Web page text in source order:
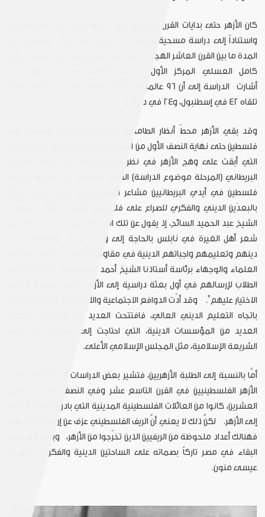
كانالأزهر حتى بدايات القرن العشرين ملاذ
المدة ما بين القرن العاشر الهجري حتى القرن الرابع عشر، فقد اعتبره المؤرخ
كامل العسلي المركز الأول للتعليم العالي في فلسطين، حيث
أشارت الدراسة إلى أن 96 عالماً من هؤلاء تلقّوا العلم في الأزهر، بينما
تلقاه 42 في إسطنبول، و24 في دمشق.
وقد بقي الأزهر محطّ أنظار الطامحين في دراسة العلم الشرعي في
فلسطين حتى نهاية النصف الأول من القرن الماضي، ولعل من أهم الدوافع
التي أبقت على وهج الأزهر في نظر الفلسطينيين في مرحلة الانتداب
البريطاني (المرحلة موضوع الدراسة) الدافع الوطني، حيث استفز سقوط
فلسطين في أيدي البريطانيين مشاعر الفلسطينيين، الذين أحسّوا مبكراً
بالبعدَين الديني والفكري للصراع على فلسطين، وهذا ما تؤكده شهادة
الشيخ عبد الحميد السائح، إذ يقول عن تلك المرحلة: "وبعد مجيء الإنجليز،
شعر أهل الغيرة في نابلس بالحاجة إلى وجود علماء لتفقيههم في
دينهم وتعليمهم واجباتهم الدينية في مقاومة الاحتلال، فتألفت لجنة من
العلماء والوجهاء برئاسة أستاذنا الشيخ أحمد البسطامي، لاختيار عدد من
الطلاب لإرسالهم في أول بعثة دراسية إلى الأزهر، فكنت ضمن من وقع
الاختيار عليهم". وقد أدّت الدوافع الاجتماعية والاقتصادية دوراً في الدفع
باتجاه التعليم الديني العالي، فافتتحت العديد من المدارس، وظهرت
العديد من المؤسسات الدينية، التي احتاجت إلى موظفين من طلبة
الشريعة الإسلامية، مثل المجلس الإسلامي الأعلى.
أمَّا بالنسبة إلى الطلبة الأزهريين، فتشير بعض الدراسات إلى أنَّ أغلب طلبة
الأزهر الفلسطينيين في القرن التاسع عشر وفي النصف الأول من القرن
العشرين، كانوا من العائلات الفلسطينية المدينية التي بادرت بإرسال أبنائها
إلى الأزهر. لكنَّ ذلك لا يعني أنَّ الريف الفلسطيني عزف عن إرسال أبنائه إليه،
فهنالك أعداد ملحوظة من الريفيين الذين تخرّجوا من الأزهر،
وبعضهم فضَّل
البقاء في مصر تاركاً بصماته على الساحتين الدينية والفكرية، كالشيخ
عيسى منون.